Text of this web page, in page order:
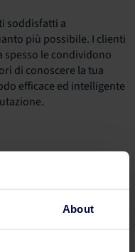
About
soddisfatti a
più possibile. I clienti
le condividono
di conoscere la tua
efficace ed intelligente
strategia dei